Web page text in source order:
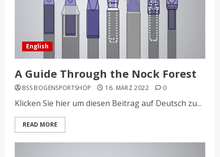
English
A Guide Through the Nock Forest
BSS BOGENSPORTSHOP 16. MÄRZ 2022 0
Klicken Sie hier um diesen Beitrag auf Deutsch zu...
READ MORE